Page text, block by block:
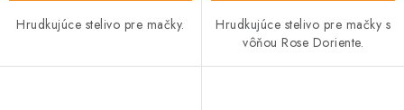
Hrudkujúce stelivo pre mačky.
Hrudkujúce stelivo pre mačky s
vôňou Rose Doriente.